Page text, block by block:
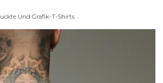
Und Grafik-T-Shirts